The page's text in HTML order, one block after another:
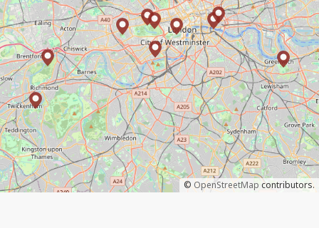
© OpenStreetMap contributors.